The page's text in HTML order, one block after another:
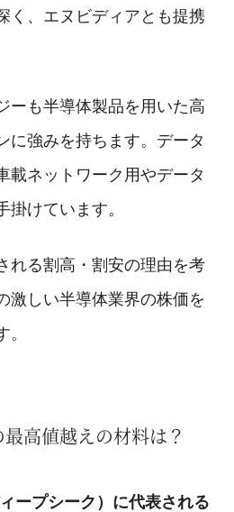
く、エヌビディアとも提携
ーも半導体製品を用いた高
に強みを持ちます。データ
載ネットワーク用やデータ
掛けています。
れる割高・割安の理由を考
激しい半導体業界の株価を
高値越えの材料は？
ープシーク）に代表される